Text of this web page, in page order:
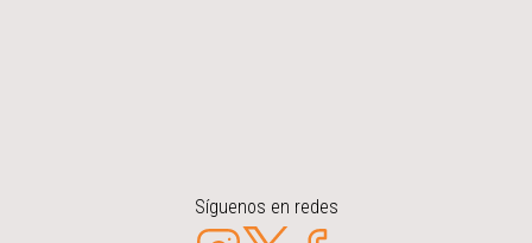
Síguenos en redes